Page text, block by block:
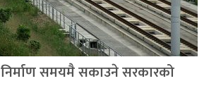
निर्माण समयमै सकाउने सरकारको